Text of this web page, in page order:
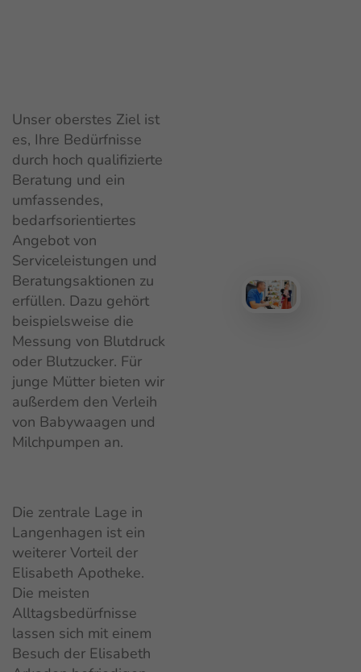
Unser oberstes Ziel ist
es, Ihre Bedürfnisse
durch hoch qualifizierte
Beratung und ein
umfassendes,
bedarfsorientiertes
Angebot von
Serviceleistungen und
Beratungsaktionen zu
erfüllen. Dazu gehört
beispielsweise die
Messung von Blutdruck
oder Blutzucker. Für
junge Mütter bieten wir
außerdem den Verleih
von Babywaagen und
Milchpumpen an.
Die zentrale Lage in
Langenhagen ist ein
weiterer Vorteil der
Elisabeth Apotheke.
Die meisten
Alltagsbedürfnisse
lassen sich mit einem
Besuch der Elisabeth